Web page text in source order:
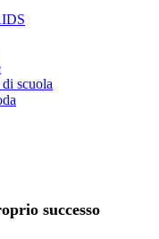
scuola
successo